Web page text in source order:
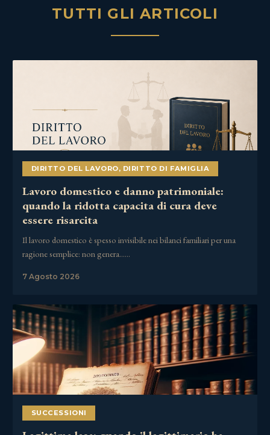
TUTTI GLI ARTICOLI
DIRITTO DEL LAVORO, DIRITTO DI FAMIGLIA
Lavoro domestico e danno patrimoniale:
quando la ridotta capacita di cura deve
essere risarcita
Il lavoro domestico è spesso invisibile nei bilanci familiari per una
ragione semplice: non genera……
7 Agosto 2026
SUCCESSIONI